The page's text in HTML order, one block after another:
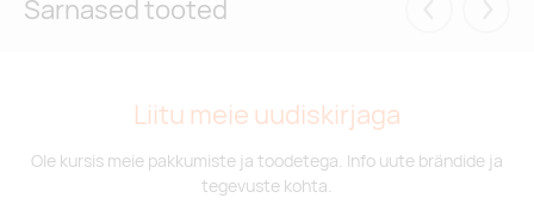
Sarnased tooted
Liitu meie uudiskirjaga
Ole kursis meie pakkumiste ja toodetega. Info uute brändide ja
tegevuste kohta.